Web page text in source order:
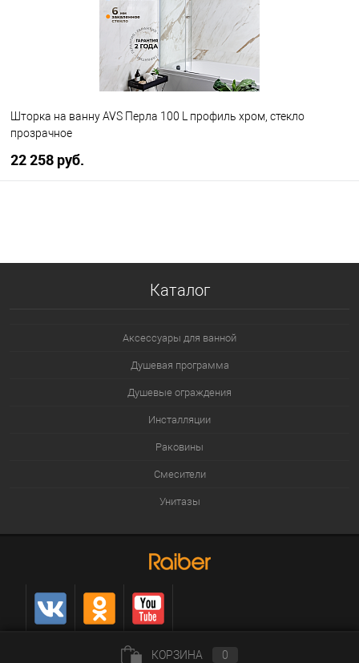
Шторка на ванну AVS Перла 100 L профиль хром, стекло
прозрачное
22 258 руб.
Каталог
Аксессуары для ванной
Душевая программа
Душевые ограждения
Инсталляции
Раковины
Смесители
Унитазы
КОРЗИНА 0